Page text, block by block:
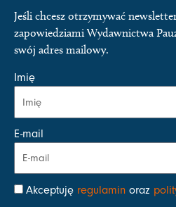
Jeśli chcesz otrzymywać
zapowiedziami Wydawnictwa
swój adres mailowy.
Imię
E-mail
Akceptuję regulamin oraz